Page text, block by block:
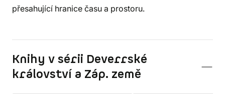
přesahující hranice času a prostoru.
Knihy v sérii Deverrské
království a Záp. země